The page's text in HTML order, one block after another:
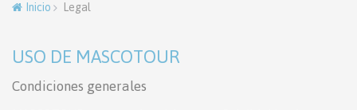
Inicio Legal
USO DE MASCOTOUR
Condiciones generales